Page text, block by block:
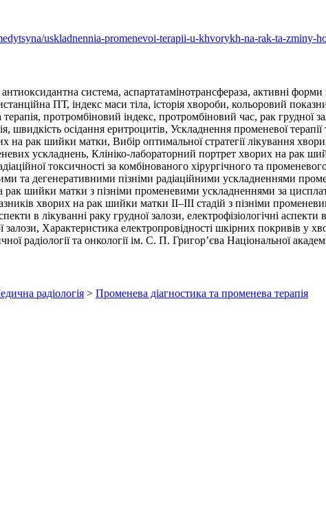
uskladnennia-promenevoi-terapii-u-khvorykh-na-rak-ta-zminy-
система, аспартатамінотрансфераза, активні
ПТ, індекс маси тіла, історія хвороби, кольоровий
протромбіновий індекс, протромбіновий час, рак
швидкість осідання еритроцитів, Ускладнення променевої
на рак шийки матки, Вибір оптимальної стратегії лікування
ускладнень, Клініко-лабораторний портрет хворих на рак
токсичності за комбінованого хірургічного та
та дегенеративними пізніми радіаційними ускладненнями
рак шийки матки з пізніми променевими ускладненнями за
хворих на рак шийки матки ІІ–ІІІ стадій з пізніми
в лікуванні раку грудної залози, електрофізіологічні
Характеристика електропровідності шкірних покривів у
радіології та онкології ім. С. П. Григор’єва Національної
радіологія > Променева діагностика та променева терапія